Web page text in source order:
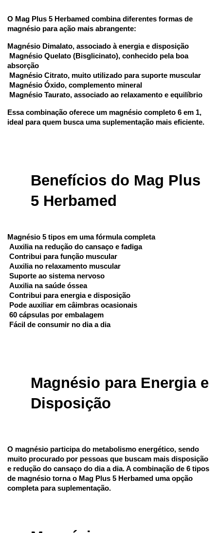
O Mag Plus 5 Herbamed combina diferentes formas de
magnésio para ação mais abrangente:
Magnésio Dimalato, associado à energia e disposição
absorção
Magnésio Citrato, muito utilizado para suporte muscular
Magnésio Óxido, complemento mineral
Magnésio Taurato, associado ao relaxamento e equilíbrio
Essa combinação oferece um magnésio completo 6 em 1,
ideal para quem busca uma suplementação mais eficiente.
Benefícios do Mag Plus
5 Herbamed
Magnésio 5 tipos em uma fórmula completa
Auxilia na redução do cansaço e fadiga
Contribui para função muscular
Auxilia no relaxamento muscular
Suporte ao sistema nervoso
Auxilia na saúde óssea
Contribui para energia e disposição
Pode auxiliar em câimbras ocasionais
60 cápsulas por embalagem
Fácil de consumir no dia a dia
Magnésio para Energia e
Disposição
O magnésio participa do metabolismo energético, sendo
muito procurado por pessoas que buscam mais disposição
e redução do cansaço do dia a dia. A combinação de 6 tipos
de magnésio torna o Mag Plus 5 Herbamed uma opção
completa para suplementação.